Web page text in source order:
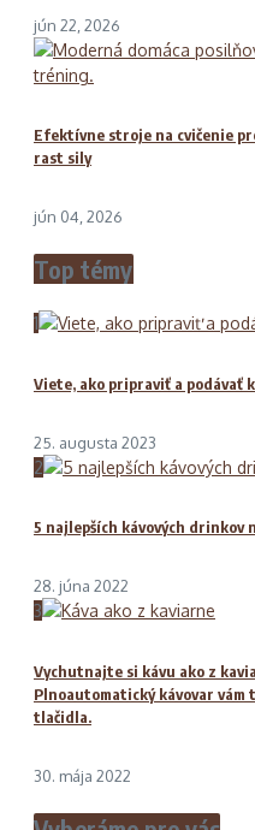
jún 22, 2026
Efektívne stroje na cvičenie
rast sily
jún 04, 2026
Top témy
1
Viete, ako pripraviť a podávať
25. augusta 2023
2
5 najlepších kávových drinkov
28. júna 2022
3
Vychutnajte si kávu ako z
Plnoautomatický kávovar
tlačidla.
30. mája 2022